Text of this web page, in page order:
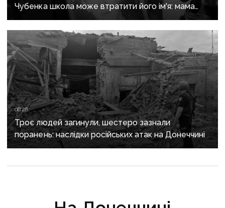
Чубенка школа може втратити його ім'я: мама
загиблого героя розповіла про рішення влади
08:28
Троє людей загинули, шестеро зазнали
поранень: наслідки російських атак на Донеччині